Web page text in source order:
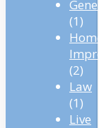
(1)
Home
(2)
Law
(1)
Live